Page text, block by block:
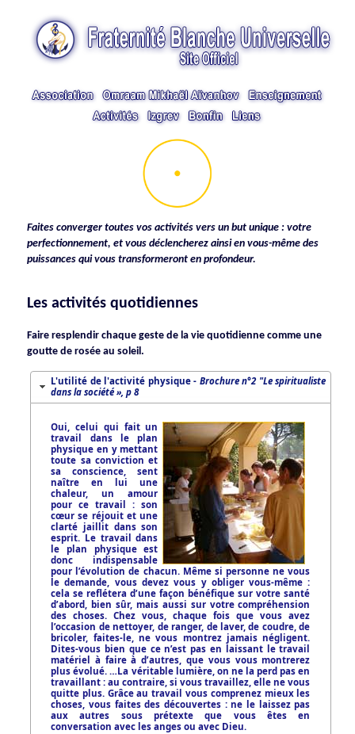
Faites converger toutes vos activités vers un but unique : votre
perfectionnement, et vous déclencherez ainsi en vous-même des
puissances qui vous transformeront en profondeur.
Les activités quotidiennes
Faire resplendir chaque geste de la vie quotidienne comme une
goutte de rosée au soleil.
L'utilité de l'activité physique - Brochure n°2 "Le spiritualiste
dans la société », p 8
Oui, celui qui fait un
travail dans le plan
physique en y mettant
toute sa conviction et
sa conscience, sent
naître en lui une
chaleur, un amour
pour ce travail : son
cœur se réjouit et une
clarté jaillit dans son
esprit. Le travail dans
le plan physique est
donc indispensable
pour l’évolution de chacun. Même si personne ne vous
le demande, vous devez vous y obliger vous-même :
cela se reflétera d’une façon bénéfique sur votre santé
d’abord, bien sûr, mais aussi sur votre compréhension
des choses. Chez vous, chaque fois que vous avez
l’occasion de nettoyer, de ranger, de laver, de coudre, de
bricoler, faites-le, ne vous montrez jamais négligent.
Dites-vous bien que ce n’est pas en laissant le travail
matériel à faire à d’autres, que vous vous montrerez
plus évolué. …La véritable lumière, on ne la perd pas en
travaillant : au contraire, si vous travaillez, elle ne vous
quitte plus. Grâce au travail vous comprenez mieux les
choses, vous faites des découvertes : ne le laissez pas
aux autres sous prétexte que vous êtes en
conversation avec les anges ou avec Dieu.